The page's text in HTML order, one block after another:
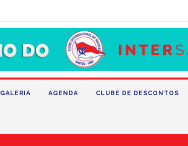
GALERIA AGENDA CLUBE DE DESCONTOS